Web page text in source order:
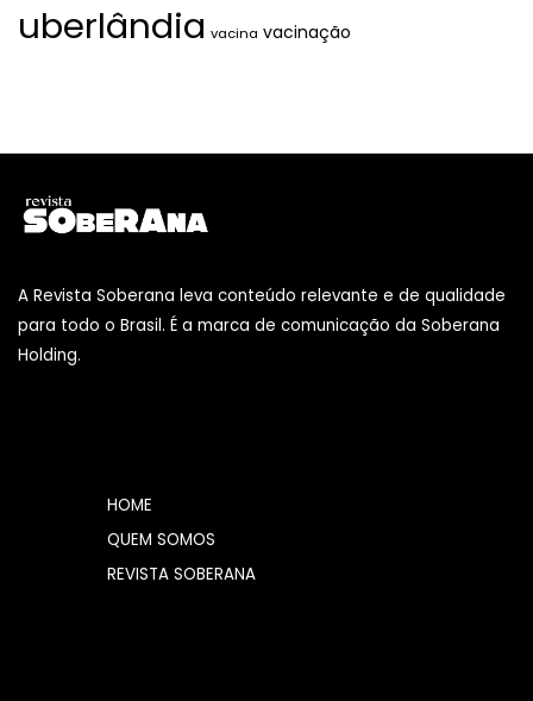
uberlândia vacina vacinação
A Revista Soberana leva conteúdo relevante e de qualidade
para todo o Brasil. É a marca de comunicação da Soberana
Holding.
HOME
QUEM SOMOS
REVISTA SOBERANA